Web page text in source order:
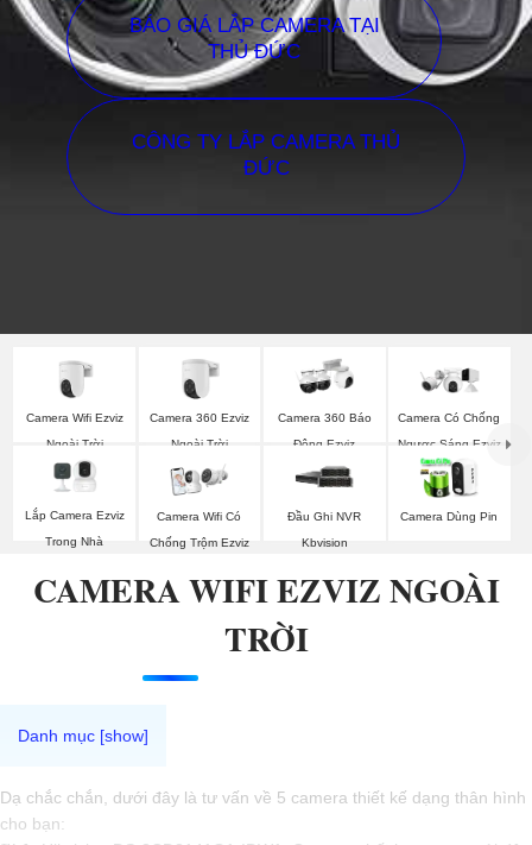
BÁO GIÁ LẮP CAMERA TẠI
THỦ ĐỨC
CÔNG TY LẮP CAMERA THỦ
ĐỨC
Camera Wifi Ezviz
Ngoài Trời
Camera 360 Ezviz
Ngoài Trời
Camera 360 Báo
Động Ezviz
Camera Có Chống
Ngược Sáng Ezviz
Lắp Camera Ezviz
Trong Nhà
Camera Wifi Có
Chống Trộm Ezviz
Đầu Ghi NVR
Kbvision
Camera Dùng Pin
CAMERA WIFI EZVIZ NGOÀI
TRỜI
Dạ chắc chắn, dưới đây là tư vấn về 5 camera thiết kế dạng thân hình
cho bạn: